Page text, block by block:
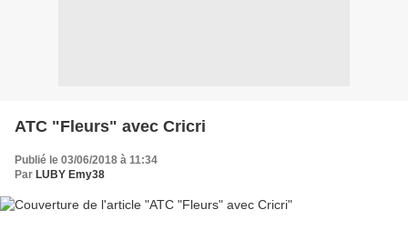
ATC "Fleurs" avec Cricri
Publié le 03/06/2018 à 11:34
Par LUBY Emy38